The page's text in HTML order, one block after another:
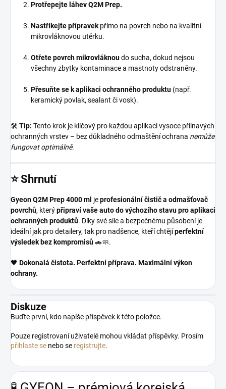
Protřepejte láhev Q2M Prep.
Nastříkejte přípravekpřímo na povrch nebo na kvalitní
mikrovláknovou utěrku.
Otřete povrch mikrovláknoudo sucha, dokud nejsou
všechny zbytky kontaminace a mastnoty odstraněny.
Přesuňte se k aplikaci ochranného produktu (např.
keramický povlak, sealant či vosk).
🛠 Tip: Tento krok je klíčový pro každou aplikaci vysoce přilnavých
ochranných vrstev – bez důkladného odmaštění ochrana nemůže
fungovat optimálně.
⭐Shrnutí
Gyeon Q2M Prep 4000 ml jeprofesionální čistič a odmašťovač
povrchů, kterýpřipraví vaše auto do výchozího stavu pro aplikaci
ochranných produktů. Díky své síle a bezpečnému působení je
ideální jak pro detailery, tak pro nadšence, kteří chtějíperfektní
výsledek bez kompromisů🚗🧼.
🖤 Dokonalá čistota. Perfektní příprava. Maximální výkon
ochrany.
Diskuze
Buďte první, kdo napíše příspěvek k této položce.
Pouze registrovaní uživatelé mohou vkládat příspěvky. Prosím
přihlaste se nebo se registrujte.